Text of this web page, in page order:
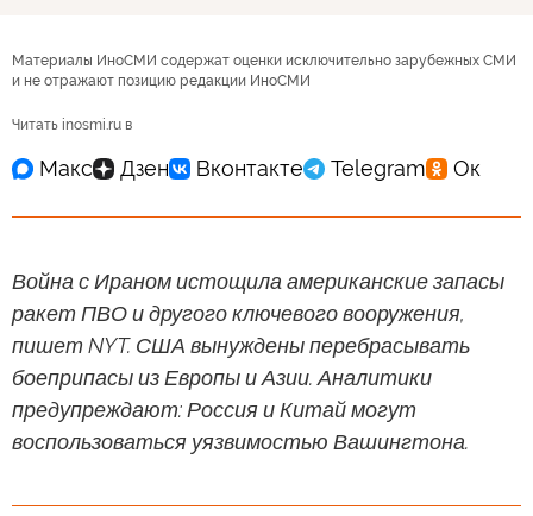
Материалы ИноСМИ содержат оценки исключительно зарубежных СМИ
и не отражают позицию редакции ИноСМИ
Читать inosmi.ru в
Война с Ираном истощила американские запасы
ракет ПВО и другого ключевого вооружения,
пишет NYT. США вынуждены перебрасывать
боеприпасы из Европы и Азии. Аналитики
предупреждают: Россия и Китай могут
воспользоваться уязвимостью Вашингтона.